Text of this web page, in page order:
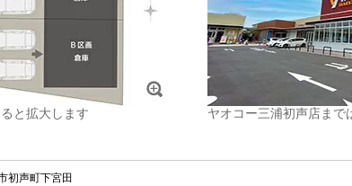
と拡大します ヤオコー三浦初声店まで
初声町下宮田